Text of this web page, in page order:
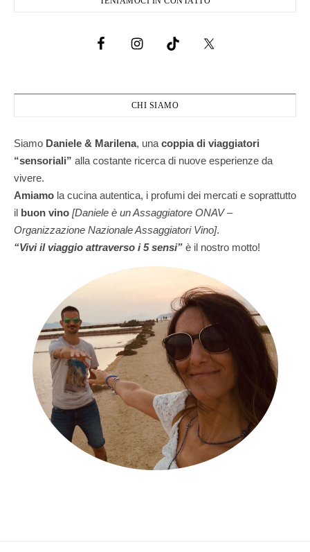
CHI SIAMO
Siamo Daniele & Marilena, una coppia di viaggiatori
“sensoriali” alla costante ricerca di nuove esperienze da
vivere.
Amiamo la cucina autentica, i profumi dei mercati e soprattutto
il buon vino [Daniele è un Assaggiatore ONAV –
Organizzazione Nazionale Assaggiatori Vino].
“Vivi il viaggio attraverso i 5 sensi” è il nostro motto!